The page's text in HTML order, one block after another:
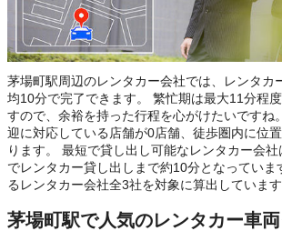
茅場町駅周辺のレンタカー会社では、レンタカ
均10分で完了できます。 繁忙期は最大11分程
すので、余裕を持った行程を心がけたいですね
迎に対応している店舗が0店舗、徒歩圏内に位
ります。 最短で貸し出し可能なレンタカー会
でレンタカー貸し出しまで約10分となってい
るレンタカー会社全3社を対象に算出しています
茅場町駅で人気のレンタカー車